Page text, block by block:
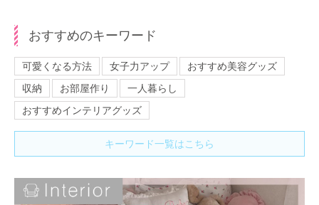
おすすめのキーワード
可愛くなる方法 女子力アップ
おすすめ美容グッズ
収納
お部屋作り
一人暮らし
おすすめインテリアグッズ
キーワード一覧はこちら